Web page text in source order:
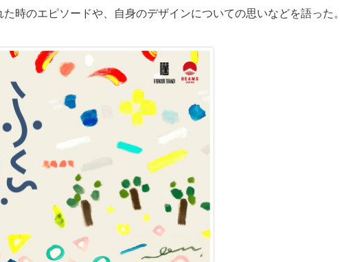
時のエピソードや、自身のデザインについての思いなどを語った。